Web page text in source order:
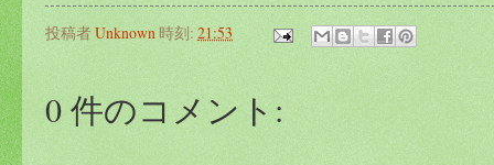
投稿者Unknown 時刻: 21:53
0 件のコメント: